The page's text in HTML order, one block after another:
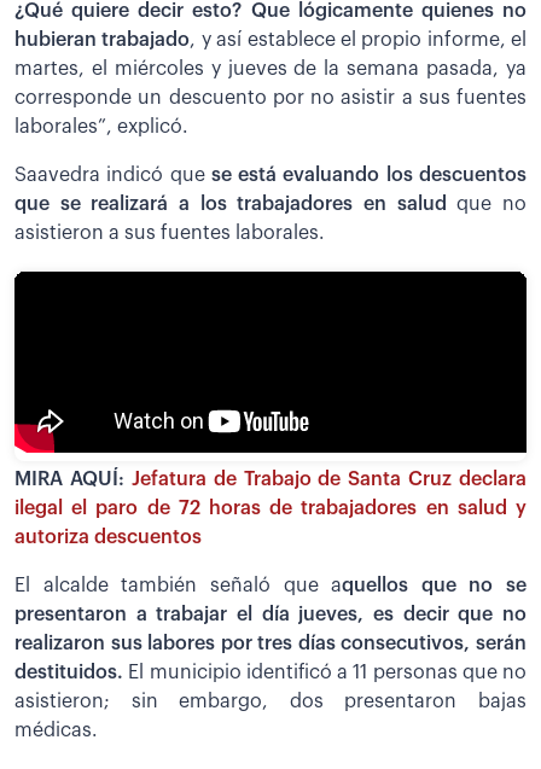
¿Qué quiere decir esto? Que lógicamente quienes no
hubieran trabajado, y así establece el propio informe, el
martes, el miércoles y jueves de la semana pasada, ya
corresponde un descuento por no asistir a sus fuentes
laborales”, explicó.
Saavedra indicó que se está evaluando los descuentos
que se realizará a los trabajadores en saludque no
asistieron a sus fuentes laborales.
MIRA AQUÍ: Jefatura de Trabajo de Santa Cruz declara
ilegal el paro de 72 horas de trabajadores en salud y
autoriza descuentos
El alcalde también señaló que aquellos que no se
presentaron a trabajar el día jueves, es decir que no
realizaron sus labores por tres días consecutivos, serán
destituidos. El municipio identificó a 11 personas que no
asistieron; sin embargo, dos presentaron bajas
médicas.